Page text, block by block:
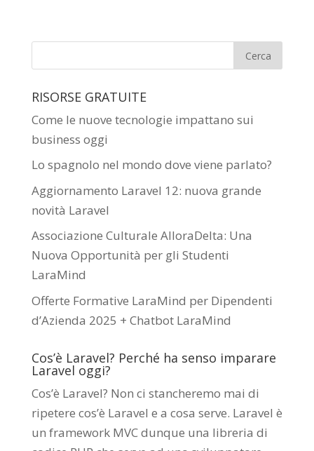
RISORSE GRATUITE
Come le nuove tecnologie impattano sui
business oggi
Lo spagnolo nel mondo dove viene parlato?
Aggiornamento Laravel 12: nuova grande
novità Laravel
Associazione Culturale AlloraDelta: Una
Nuova Opportunità per gli Studenti
LaraMind
Offerte Formative LaraMind per Dipendenti
d’Azienda 2025 + Chatbot LaraMind
Cos’è Laravel? Perché ha senso imparare
Laravel oggi?
Cos’è Laravel? Non ci stancheremo mai di
ripetere cos’è Laravel e a cosa serve. Laravel è
un framework MVC dunque una libreria di